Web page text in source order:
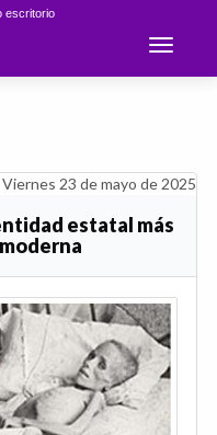
escritorio
Toggle
Viernes 23 de mayo de 2025
estatal más